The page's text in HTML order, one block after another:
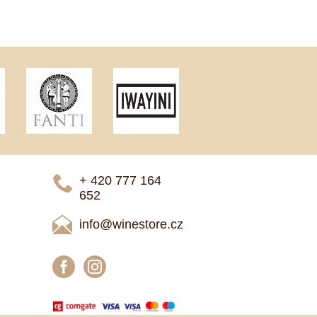
+ 420 777 ­164
652
info@winestore.cz